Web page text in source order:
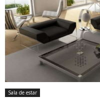
Sala de estar